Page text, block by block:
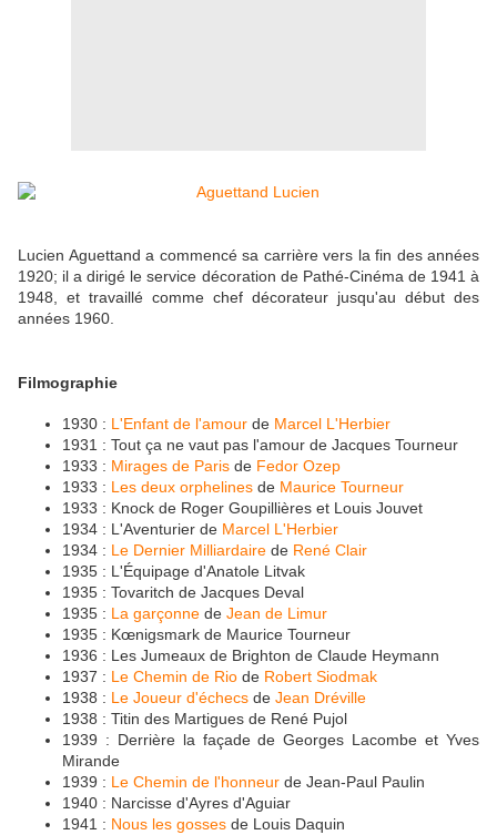
Lucien Aguettand a commencé sa carrière vers la fin des années
1920; il a dirigé le service décoration de Pathé-Cinéma de 1941 à
1948, et travaillé comme chef décorateur jusqu'au début des
années 1960.
Filmographie
1930 : L'Enfant de l'amour de Marcel L'Herbier
1931 : Tout ça ne vaut pas l'amour de Jacques Tourneur
1933 : Mirages de Paris de Fedor Ozep
1933 : Les deux orphelines de Maurice Tourneur
1933 : Knock de Roger Goupillières et Louis Jouvet
1934 : L'Aventurier de Marcel L'Herbier
1934 : Le Dernier Milliardaire de René Clair
1935 : L'Équipage d'Anatole Litvak
1935 : Tovaritch de Jacques Deval
1935 : La garçonne de Jean de Limur
1935 : Kœnigsmark de Maurice Tourneur
1936 : Les Jumeaux de Brighton de Claude Heymann
1937 : Le Chemin de Rio de Robert Siodmak
1938 : Le Joueur d'échecs de Jean Dréville
1938 : Titin des Martigues de René Pujol
1939 : Derrière la façade de Georges Lacombe et Yves
Mirande
1939 : Le Chemin de l'honneur de Jean-Paul Paulin
1940 : Narcisse d'Ayres d'Aguiar
1941 : Nous les gosses de Louis Daquin